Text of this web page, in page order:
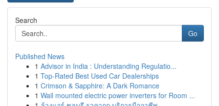
Search
Go
Published News
1 Advisor in India : Understanding Regulatio...
1 Top-Rated Best Used Car Dealerships
1 Crimson & Sapphire: A Dark Romance
1 Wall mounted electric power inverters for Room ...